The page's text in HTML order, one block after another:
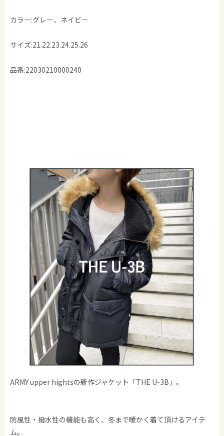
カラー:グレー、ネイビー
サイズ:21.22.23.24.25.26
品番:22030210000240
ARMY upper hightsの新作ジャケット「THE U-3B」。
防風性・撥水性の機能も高く、冬まで暖かく着て頂けるアイテ
ム。